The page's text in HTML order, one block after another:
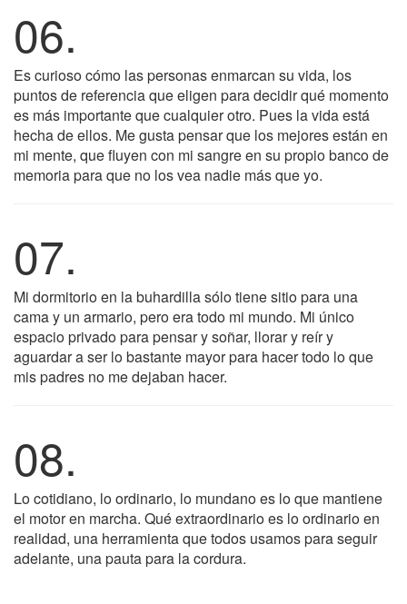
06.
Es curioso cómo las personas enmarcan su vida, los
puntos de referencia que eligen para decidir qué momento
es más importante que cualquier otro. Pues la vida está
hecha de ellos. Me gusta pensar que los mejores están en
mi mente, que fluyen con mi sangre en su propio banco de
memoria para que no los vea nadie más que yo.
07.
Mi dormitorio en la buhardilla sólo tiene sitio para una
cama y un armario, pero era todo mi mundo. Mi único
espacio privado para pensar y soñar, llorar y reír y
aguardar a ser lo bastante mayor para hacer todo lo que
mis padres no me dejaban hacer.
08.
Lo cotidiano, lo ordinario, lo mundano es lo que mantiene
el motor en marcha. Qué extraordinario es lo ordinario en
realidad, una herramienta que todos usamos para seguir
adelante, una pauta para la cordura.